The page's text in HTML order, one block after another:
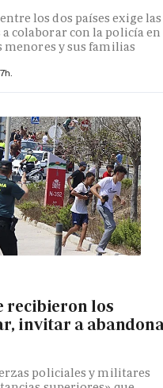
los dos países exige las
colaborar con la policía en
y sus familias
recibieron los
invitar a
policiales y militares